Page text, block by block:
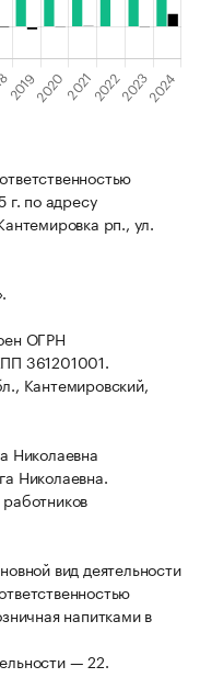
г. по адресу
рп., ул.
ОГРН
361201001.
Кантемировский,
Николаевна
Николаевна.
вид деятельности
напитками в
— 22.